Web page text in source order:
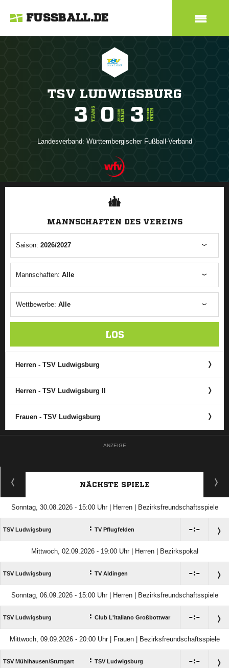
FUSSBALL.DE
TSV LUDWIGSBURG
3 TEAMS 0 JUNIORENINNEN 3 SENIORENINNEN
Landesverband: Württembergischer Fußball-Verband
ANZEIGE
MANNSCHAFTEN DES VEREINS
Saison: 2026/2027
Mannschaften: Alle
Wettbewerbe: Alle
LOS
Herren - TSV Ludwigsburg
Herren - TSV Ludwigsburg II
Frauen - TSV Ludwigsburg
ANZEIGE
NÄCHSTE SPIELE
Sonntag, 30.08.2026 - 15:00 Uhr | Herren | Bezirksfreundschaftsspiele
TSV Ludwigsburg : TV Pflugfelden :
Mittwoch, 02.09.2026 - 19:00 Uhr | Herren | Bezirkspokal
TSV Ludwigsburg : TV Aldingen :
Sonntag, 06.09.2026 - 15:00 Uhr | Herren | Bezirksfreundschaftsspiele
TSV Ludwigsburg : Club L'italiano Großbottwar :
Mittwoch, 09.09.2026 - 20:00 Uhr | Frauen | Bezirksfreundschaftsspiele
TSV Mühlhausen/​Stuttgart : TSV Ludwigsburg :